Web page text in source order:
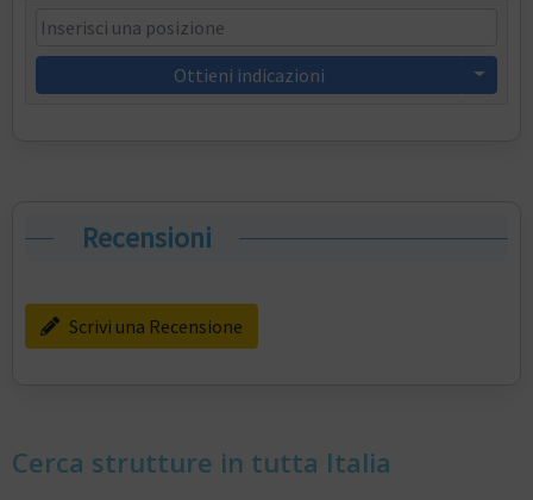
Ottieni indicazioni
Recensioni
Scrivi una Recensione
Cerca strutture in tutta Italia